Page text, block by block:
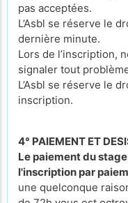
pas acceptées.
L’Asbl se réserve le
dernière minute.
Lors de l’inscription,
signaler tout
L’Asbl se réserve le
inscription.
4° PAIEMENT ET
Le paiement du
l'inscription par
une quelconque